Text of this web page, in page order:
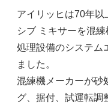
アイリッヒは70年以
シブ ミキサーを混
処理設備のシステム
ました。
混練機メーカーが砂
グ、据付、試運転調